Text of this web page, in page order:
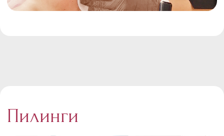
Пилинги